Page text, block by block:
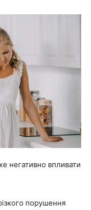
негативно впливати
порушення